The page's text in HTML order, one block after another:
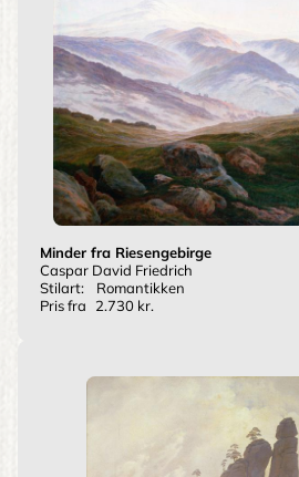
Minder fra Riesengebirge
Caspar David Friedrich
Stilart:
Romantikken
Pris fra
2.730 kr.